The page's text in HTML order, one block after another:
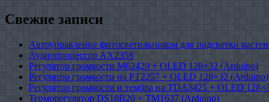
Свежие записи
Автоуправление фитосветильником для подсветки
Аудиопроцессор AX2358
Регулятор громкости M62429 + OLED 128×32 (Arduino)
Регулятор громкости на PT2257 + OLED 128×32 (Arduino)
Регулятор громкости и тембра на TDA8425 + OLED
Терморегулятор DS18B20 + TM1637 (Arduino)